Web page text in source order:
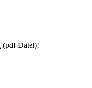
(pdf-Datei)!